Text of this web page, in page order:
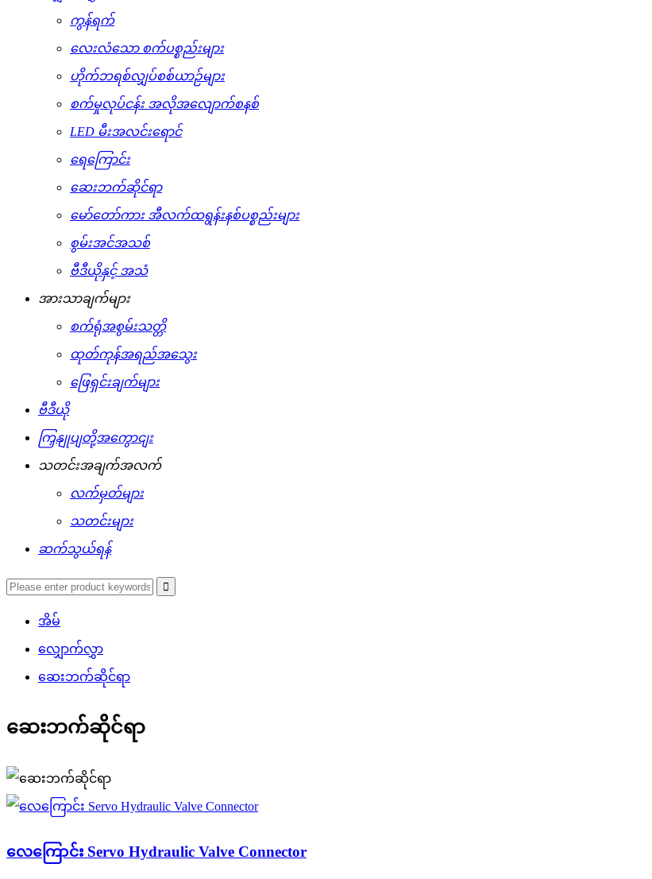
ကွန်ရက်
လေးလံသော စက်ပစ္စည်းများ
ဟိုက်ဘရစ်လျှပ်စစ်ယာဉ်များ
စက်မှုလုပ်ငန်း အလိုအလျောက်စနစ်
LED မီးအလင်းရောင်
ရေကြောင်း
ဆေးဘက်ဆိုင်ရာ
မော်တော်ကား အီလက်ထရွန်းနစ်ပစ္စည်းများ
စွမ်းအင်အသစ်
ဗီဒီယိုနှင့် အသံ
အားသာချက်များ
စက်ရုံအစွမ်းသတ္တိ
ထုတ်ကုန်အရည်အသွေး
ဖြေရှင်းချက်များ
ဗီဒီယို
ကြှနျုပျတို့အကွောငျး
သတင်းအချက်အလက်
လက်မှတ်များ
သတင်းများ
ဆက်သွယ်ရန်
အိမ်
လျှောက်လွှာ
ဆေးဘက်ဆိုင်ရာ
ဆေးဘက်ဆိုင်ရာ
လေကြောင်း Servo Hydraulic Valve Connector